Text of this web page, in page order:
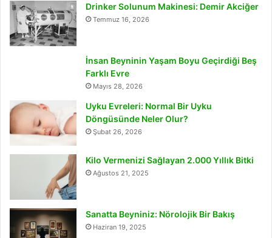
Drinker Solunum Makinesi: Demir Akciğer
Temmuz 16, 2026
İnsan Beyninin Yaşam Boyu Geçirdiği Beş
Farklı Evre
Mayıs 28, 2026
Uyku Evreleri: Normal Bir Uyku
Döngüsünde Neler Olur?
Şubat 26, 2026
Kilo Vermenizi Sağlayan 2.000 Yıllık Bitki
Ağustos 21, 2025
Sanatta Beyniniz: Nörolojik Bir Bakış
Haziran 19, 2025